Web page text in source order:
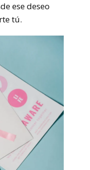
ese deseo
tú.